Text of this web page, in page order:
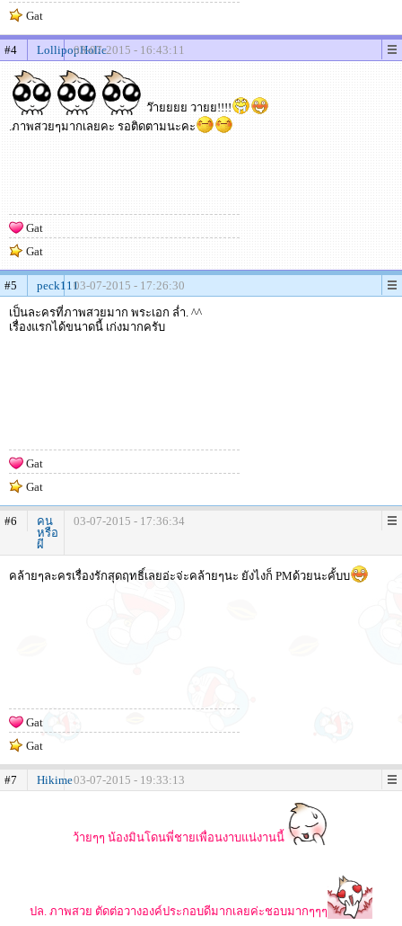
Gat
#4 LollipopHolic03-07-2015 - 16:43:11
ว๊ายยยย วายย!!!!
.ภาพสวยๆมากเลยคะ รอติดตามนะคะ
Gat
Gat
#5 peck11103-07-2015 - 17:26:30
เป็นละครที่ภาพสวยมาก พระเอก ล่ำ. ^^
เรื่องแรกได้ขนาดนี้ เก่งมากครับ
Gat
Gat
#6
คน
หรือ
ผี
03-07-2015 - 17:36:34
คล้ายๆละครเรื่องรักสุดฤทธิ์เลยอ่ะจ่ะคล้ายๆนะ ยังไงก็ PMด้วยนะคั้บบ
Gat
Gat
#7 Hikime03-07-2015 - 19:33:13
ว้ายๆๆ น้องมินโดนพี่ชายเพื่อนงาบแน่งานนี้
ปล. ภาพสวย ตัดต่อวางองค์ประกอบดีมากเลยค่ะชอบมากๆๆๆ